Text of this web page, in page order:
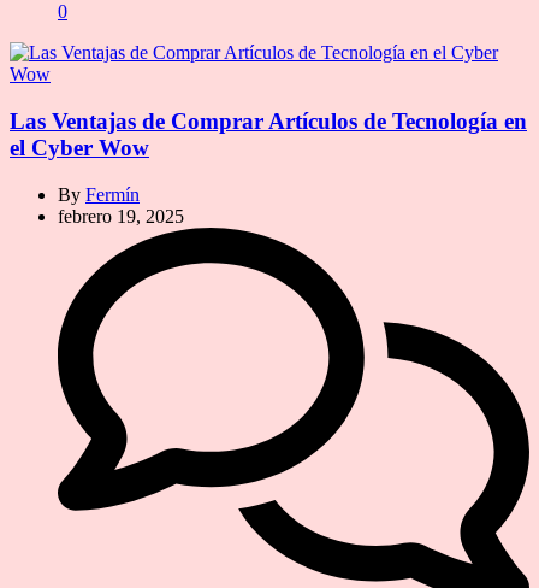
0
Las Ventajas de Comprar Artículos de Tecnología en
el Cyber Wow
By Fermín
febrero 19, 2025